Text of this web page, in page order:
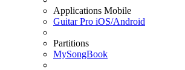
Applications Mobile
Guitar Pro iOS/Android
Partitions
MySongBook